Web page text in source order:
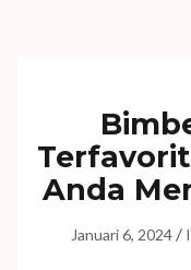
Anda
Januari 6, 2024 /